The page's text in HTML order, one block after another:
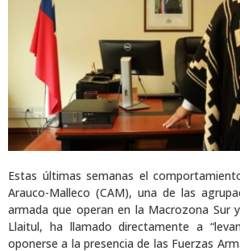
Estas últimas semanas el
Arauco-Malleco (CAM), una de las
armada que operan en la Macrozona Sur
Llaitul, ha llamado directamente a
oponerse a la presencia de las Fuerzas